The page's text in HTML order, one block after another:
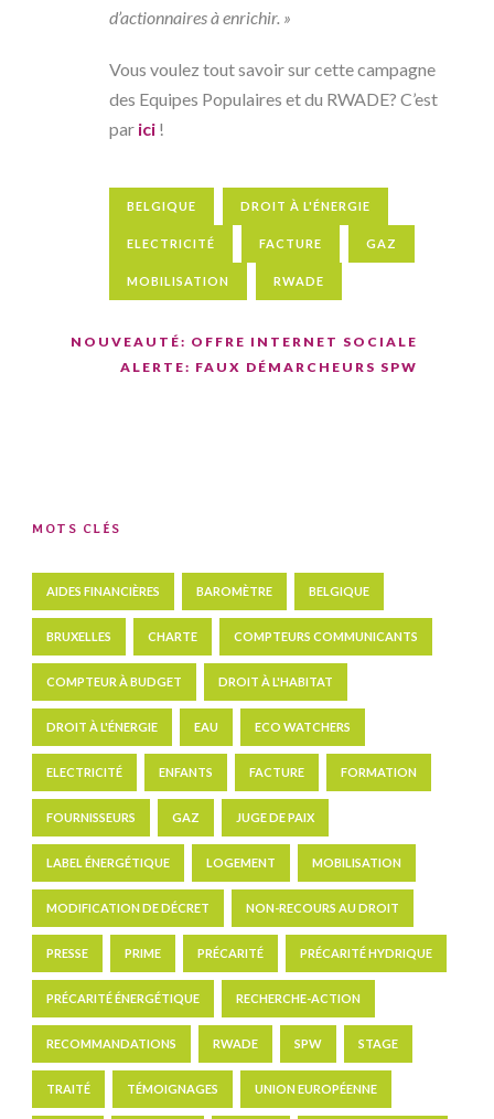
d’ac­­­­­­­­­­­­­­­­­­­­­­­­­­­­­­­tion­­­­­­­­­­­­­­­­­­­­­­­­­­­­­­­naires à enri­­­­­­­­­­­­­­­­­­­­­­­­­­­­­­­chir. »
Vous voulez tout savoir sur cette campagne
des Equipes Populaires et du RWADE? C’est
par ici !
BELGIQUE DROIT À L'ÉNERGIE
ELECTRICITÉ FACTURE GAZ
MOBILISATION RWADE
NOUVEAUTÉ: OFFRE INTERNET SOCIALE
ALERTE: FAUX DÉMARCHEURS SPW
MOTS CLÉS
AIDES FINANCIÈRES BAROMÈTRE BELGIQUE
BRUXELLES CHARTE COMPTEURS COMMUNICANTS
COMPTEUR À BUDGET DROIT À L'HABITAT
DROIT À L'ÉNERGIE EAU ECO WATCHERS
ELECTRICITÉ ENFANTS FACTURE FORMATION
FOURNISSEURS GAZ JUGE DE PAIX
LABEL ÉNERGÉTIQUE LOGEMENT MOBILISATION
MODIFICATION DE DÉCRET NON-RECOURS AU DROIT
PRESSE PRIME PRÉCARITÉ PRÉCARITÉ HYDRIQUE
PRÉCARITÉ ÉNERGÉTIQUE RECHERCHE-ACTION
RECOMMANDATIONS RWADE SPW STAGE
TRAITÉ TÉMOIGNAGES UNION EUROPÉENNE